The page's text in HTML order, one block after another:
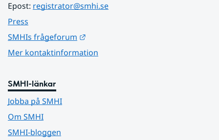
Epost: registrator@smhi.se
Press
SMHIs frågeforum
Mer kontaktinformation
SMHI-länkar
Jobba på SMHI
Om SMHI
SMHI-bloggen